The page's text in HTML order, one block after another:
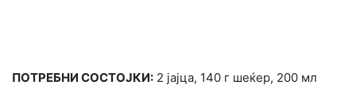
ПОТРЕБНИ СОСТОЈКИ: 2 јајца, 140 г шеќер, 200 мл